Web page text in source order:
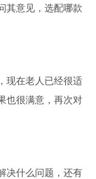
其意见，选配哪款
现在老人已经很适
也很满意，再次对
决什么问题，还有